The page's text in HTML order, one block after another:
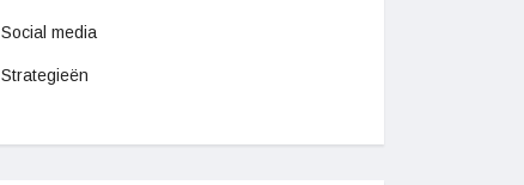
Social media
Strategieën